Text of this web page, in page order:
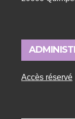
Accès réservé